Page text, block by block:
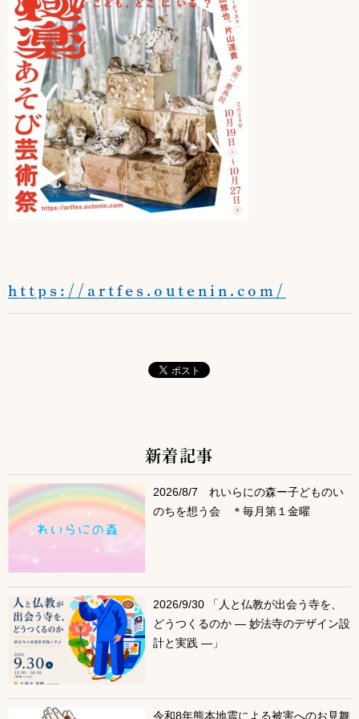
https://artfes.outenin.com/
サブコンテンツ
新着記事
2026/8/7 れいらにの森ー子どものい
のちを想う会 ＊毎月第１金曜
2026/9/30 「人と仏教が出会う寺を、
どうつくるのか ― 妙法寺のデザイン設
計と実践 ―」
令和8年熊本地震による被害へのお見舞